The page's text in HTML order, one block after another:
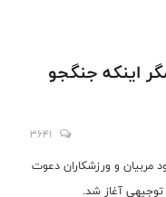
اینکه جنگجو
3641
مربیان و ورزشکاران دعوت
آغاز شد.